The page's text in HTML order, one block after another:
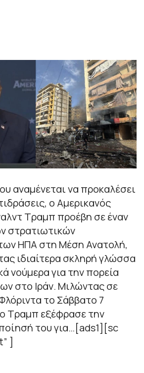
αναμένεται να προκαλέσει
ο Αμερικανός
Τραμπ προέβη σε έναν
στρατιωτικών
ΗΠΑ στη Μέση Ανατολή,
ιδιαίτερα σκληρή γλώσσα
νούμερα για την πορεία
στο Ιράν. Μιλώντας σε
το Σάββατο 7
Τραμπ εξέφρασε την
του για…[ads1][sc
]